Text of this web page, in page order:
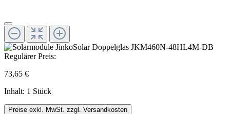
Regulärer Preis:
73,65 €
Inhalt: 1 Stück
Preise exkl. MwSt. zzgl. Versandkosten